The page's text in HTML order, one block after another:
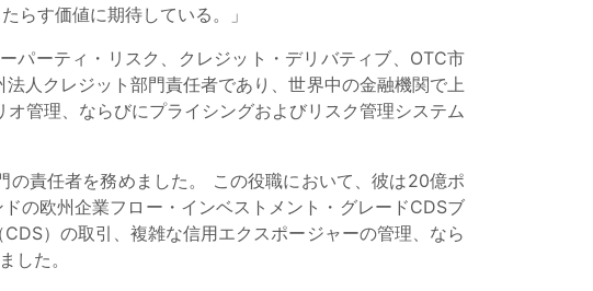
らす価値に期待している。」
パーティ・リスク、クレジット・デリバティブ、OTC市
人クレジット部門責任者であり、世界中の金融機関で上
管理、ならびにプライシングおよびリスク管理システム
責任者を務めました。 この役職において、彼は20億ポ
の欧州企業フロー・インベストメント・グレードCDSブ
）の取引、複雑な信用エクスポージャーの管理、なら
した。